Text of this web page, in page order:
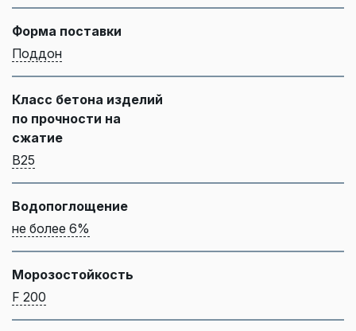
Форма поставки
Поддон
Класс бетона изделий
по прочности на
сжатие
B25
Водопоглощение
не более 6%
Морозостойкость
F 200